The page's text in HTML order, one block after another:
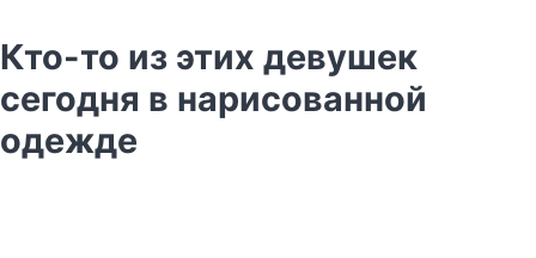
Кто-то из этих девушек
сегодня в нарисованной
одежде